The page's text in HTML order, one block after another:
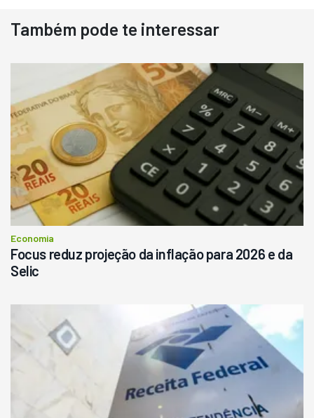
Destaque
Usado
Pá Carregadeira Cat 966
Ano 1987
Londrina
R$ 145.000
Consultar
Também pode te interessar
Economia
Focus reduz projeção da inflação para 2026 e da
Selic